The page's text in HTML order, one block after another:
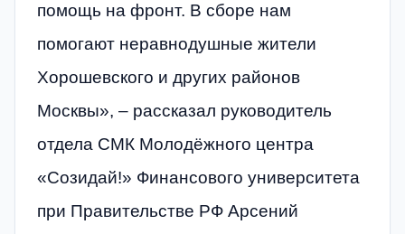
помощь на фронт. В сборе нам
помогают неравнодушные жители
Хорошевского и других районов
Москвы», – рассказал руководитель
отдела СМК Молодёжного центра
«Созидай!» Финансового университета
при Правительстве РФ Арсений